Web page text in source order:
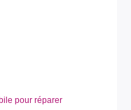
pour réparer